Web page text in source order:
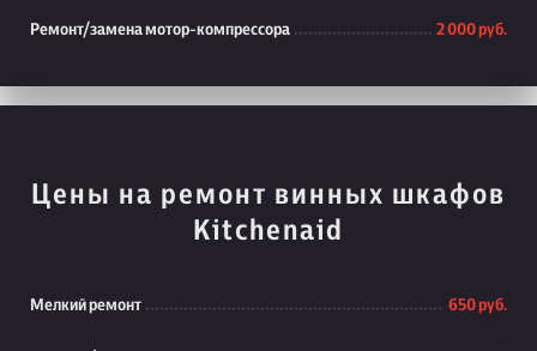
Ремонт/замена мотор-компрессора 2 000 руб.
Цены на ремонт винных шкафов
Kitchenaid
Мелкий ремонт 650 руб.